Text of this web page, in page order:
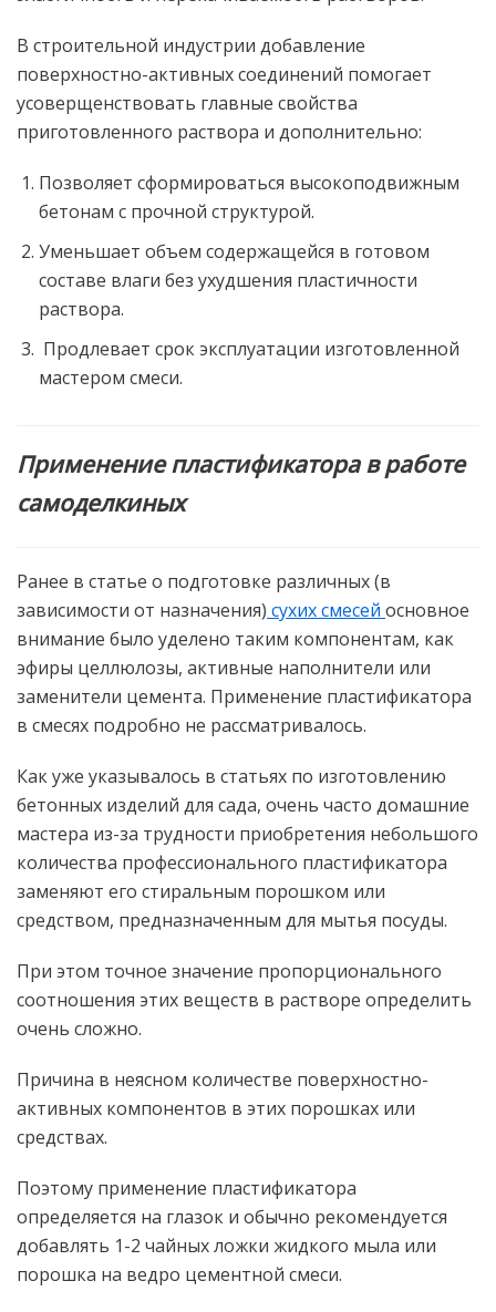
В строительной индустрии добавление
поверхностно-активных соединений помогает
усоверщенствовать главные свойства
приготовленного раствора и дополнительно:
Позволяет сформироваться высокоподвижным
бетонам с прочной структурой.
Уменьшает объем содержащейся в готовом
составе влаги без ухудшения пластичности
раствора.
Продлевает срок эксплуатации изготовленной
мастером смеси.
Применение пластификатора в работе
самоделкиных
Ранее в статье о подготовке различных (в
зависимости от назначения) сухих смесей основное
внимание было уделено таким компонентам, как
эфиры целлюлозы, активные наполнители или
заменители цемента. Применение пластификатора
в смесях подробно не рассматривалось.
Как уже указывалось в статьях по изготовлению
бетонных изделий для сада, очень часто домашние
мастера из-за трудности приобретения небольшого
количества профессионального пластификатора
заменяют его стиральным порошком или
средством, предназначенным для мытья посуды.
При этом точное значение пропорционального
соотношения этих веществ в растворе определить
очень сложно.
Причина в неясном количестве поверхностно-
активных компонентов в этих порошках или
средствах.
Поэтому применение пластификатора
определяется на глазок и обычно рекомендуется
добавлять 1-2 чайных ложки жидкого мыла или
порошка на ведро цементной смеси.